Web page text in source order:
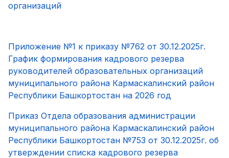
организаций
Приложение №1 к приказу №762 от 30.12.2025г.
График формирования кадрового резерва
руководителей образовательных организаций
муниципального района Кармаскалинский район
Республики Башкортостан на 2026 год
Приказ Отдела образования администрации
муниципального района Кармаскалинский район
Республики Башкортостан №753 от 30.12.2025г. об
утверждении списка кадрового резерва